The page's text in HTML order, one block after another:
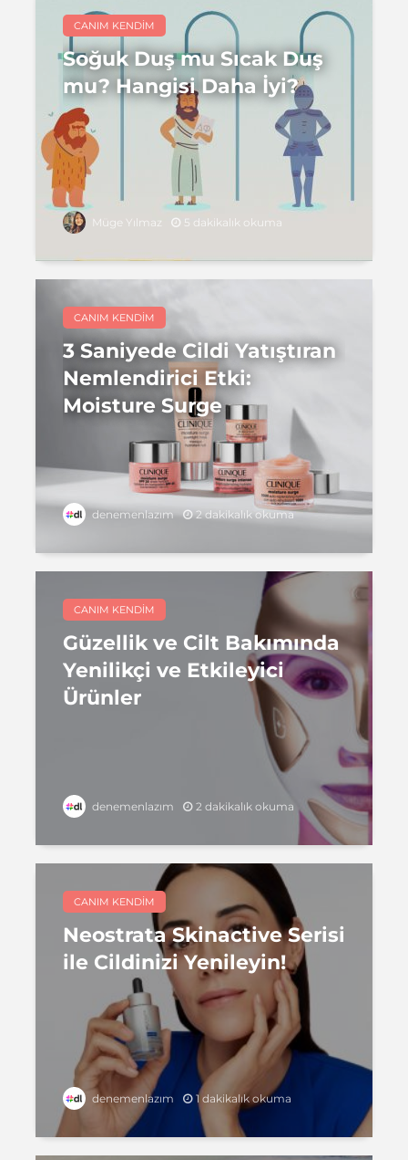
CANIM KENDIM
Soğuk Duş mu Sıcak Duş
mu? Hangisi Daha İyi?
Müge Yılmaz 5 dakikalık okuma
CANIM KENDIM
3 Saniyede Cildi Yatıştıran
Nemlendirici Etki:
Moisture Surge
denemenlazım 2 dakikalık okuma
CANIM KENDIM
Güzellik ve Cilt Bakımında
Yenilikçi ve Etkileyici
Ürünler
denemenlazım 2 dakikalık okuma
CANIM KENDIM
Neostrata Skinactive Serisi
ile Cildinizi Yenileyin!
denemenlazım 1 dakikalık okuma